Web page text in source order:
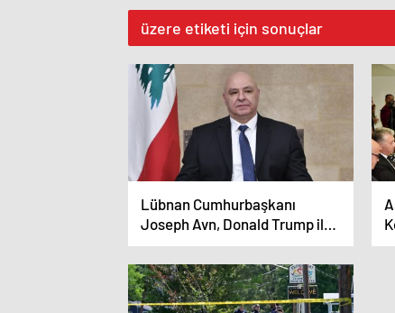
üzere etiketi için sonuçlar
Lübnan Cumhurbaşkanı
Joseph Avn, Donald Trump ile
Görüşmek Üzere ABD’ye Gitti